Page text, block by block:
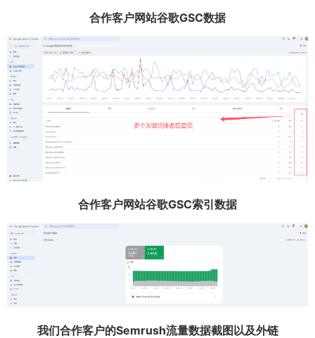
合作客户网站谷歌GSC数据
合作客户网站谷歌GSC索引数据
我们合作客户的Semrush流量数据截图以及外链